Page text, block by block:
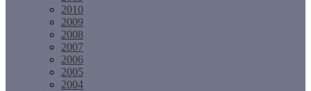
2010
2009
2008
2007
2006
2005
2004